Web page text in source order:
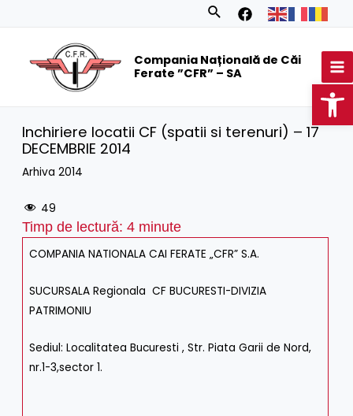
Search
Compania Națională de Căi
Ferate ”CFR” – SA
Inchiriere locatii CF (spatii si terenuri) – 17
DECEMBRIE 2014
Arhiva 2014
49
Timp de lectură:4 minute
COMPANIA NATIONALA CAI FERATE „CFR” S.A.
SUCURSALA Regionala CF BUCURESTI-DIVIZIA
PATRIMONIU
Sediul: Localitatea Bucuresti , Str. Piata Garii de Nord,
nr.1-3,sector 1.